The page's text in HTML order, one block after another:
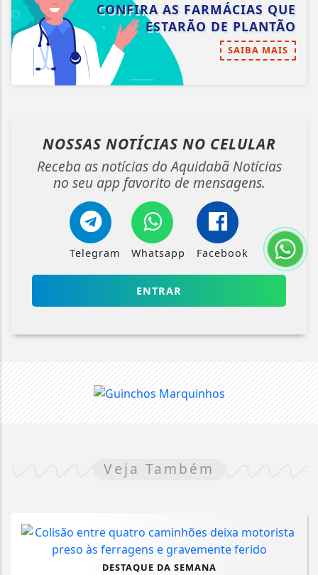
CONFIRA AS FARMÁCIAS QUE
ESTARÃO DE PLANTÃO
SAIBA MAIS
NOSSAS NOTÍCIAS NO CELULAR
Receba as notícias do Aquidabã Notícias
no seu app favorito de mensagens.
Telegram Whatsapp Facebook
ENTRAR
Veja Também
DESTAQUE DA SEMANA